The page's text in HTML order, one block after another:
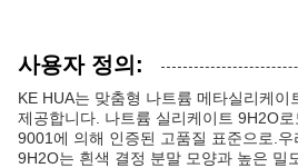
사용자 정의:
KE HUA는 맞춤형 나트륨 메타실리케이
제공합니다. 나트륨 실리케이트 9H2O
9001에 의해 인증된 고품질 표준으로.
9H2O는 흰색 결정 분말 모양과 높은 밀